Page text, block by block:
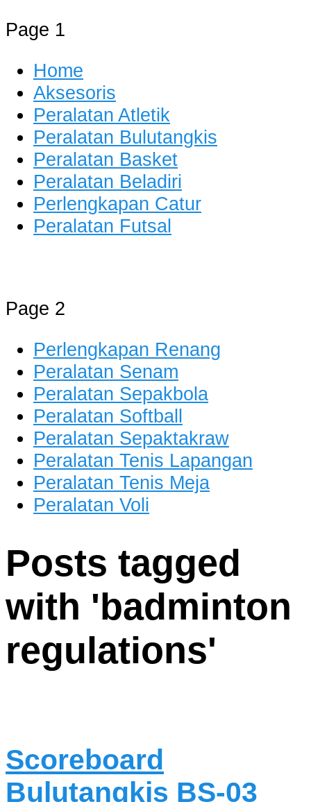
Page 1
Home
Aksesoris
Peralatan Atletik
Peralatan Bulutangkis
Peralatan Basket
Peralatan Beladiri
Perlengkapan Catur
Peralatan Futsal
Distributor Alat Olahraga
Jual Alat Olahraga Murah, Lengkap
Page 2
Perlengkapan Renang
Peralatan Senam
Peralatan Sepakbola
Peralatan Softball
Peralatan Sepaktakraw
Peralatan Tenis Lapangan
Peralatan Tenis Meja
Peralatan Voli
Posts tagged
with 'badminton
regulations'
Scoreboard
Bulutangkis BS-03